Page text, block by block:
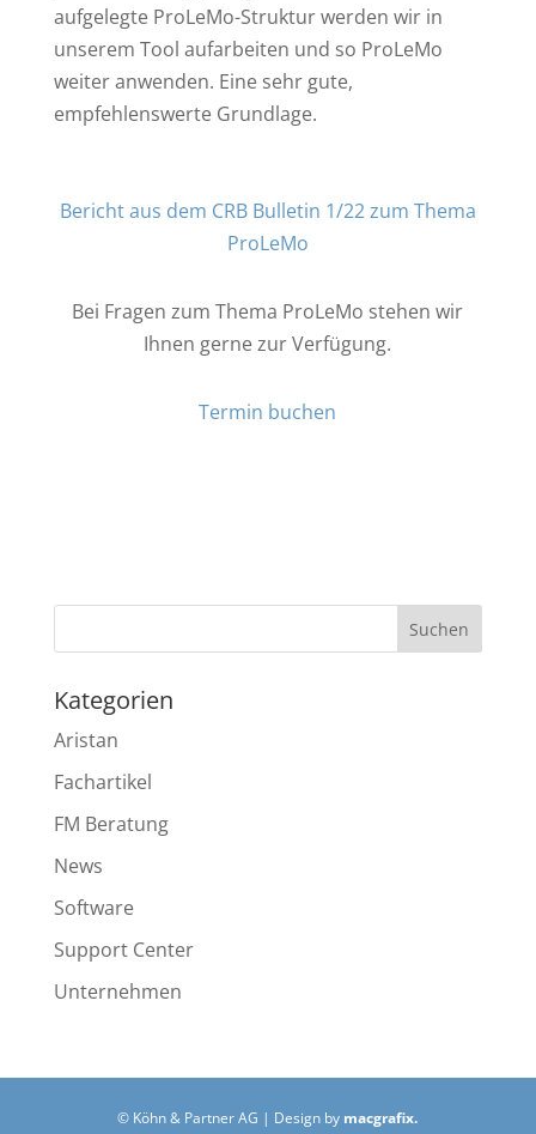
aufgelegte ProLeMo-Struktur werden wir in
unserem Tool aufarbeiten und so ProLeMo
weiter anwenden. Eine sehr gute,
empfehlenswerte Grundlage.
Bericht aus dem CRB Bulletin 1/22 zum Thema
ProLeMo
Bei Fragen zum Thema ProLeMo stehen wir
Ihnen gerne zur Verfügung.
Termin buchen
Kategorien
Aristan
Fachartikel
FM Beratung
News
Software
Support Center
Unternehmen
© Köhn & Partner AG | Design by macgrafix.